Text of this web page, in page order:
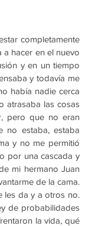
completamente
hacer en el nuevo
y en un tiempo
y todavía me
había nadie cerca
atrasaba las cosas
pero que no eran
no estaba, estaba
y no me permitió
por una cascada y
mi hermano Juan
de la cama.
les da y a otros no.
de probabilidades
la vida, qué